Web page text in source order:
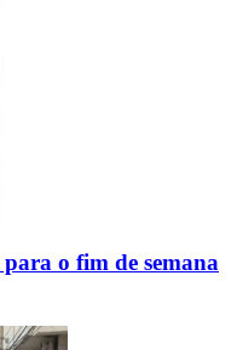
o fim de semana